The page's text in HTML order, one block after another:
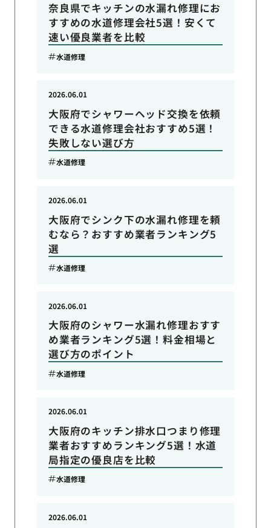
奈良県でキッチンの水漏れ修理にお
すすめの水道修理会社5選！安くて
速い優良業者を比較
水道修理
大阪府でシャワーヘッド交換を依頼
できる水道修理会社おすすめ5選！
失敗しない選び方
2026.06.01
水道修理
大阪府でシンク下の水漏れ修理を頼
むなら？おすすめ業者ランキング5
選
2026.06.01
水道修理
大阪府のシャワー水漏れ修理おすす
め業者ランキング5選！料金相場と
選び方のポイント
2026.06.01
水道修理
大阪府のキッチン排水口つまり修理
業者おすすめランキング5選！水道
局指定の優良店を比較
2026.06.01
水道修理
2026.06.01